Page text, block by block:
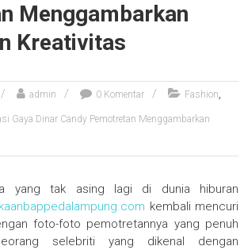
Menggambarkan
Kreativitas
admin 0 Komentar Fashion,
Gaya Dinar Candy Pemotretan Menggambarkan
yang tak asing lagi di dunia hiburan
kembali mencuri
foto-foto pemotretannya yang penuh
selebriti yang dikenal dengan